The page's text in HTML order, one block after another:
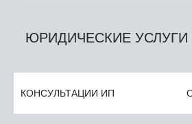
ЮРИДИЧЕСКИЕ УСЛУГИ
КОНСУЛЬТАЦИИ ИП